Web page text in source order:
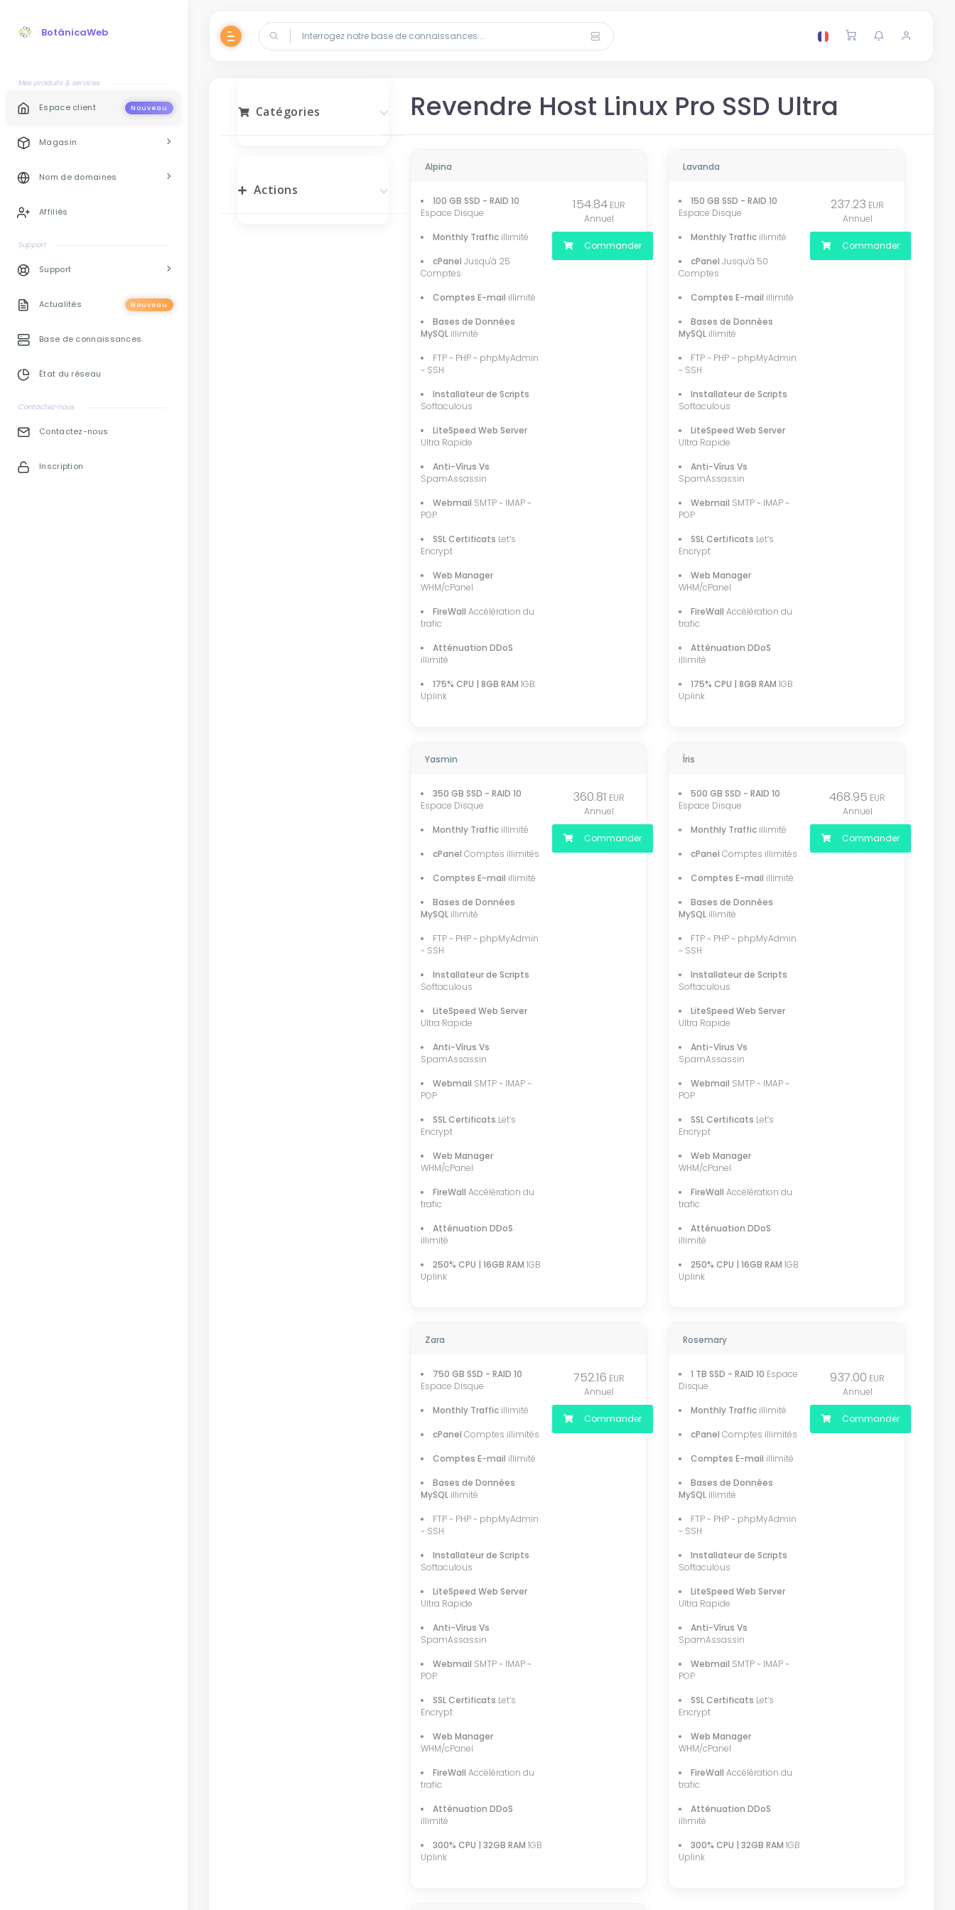
BotânicaWeb
Mes produits & services
Espace client Nouveau
Magasin
Nom de domaines
Affiliés
Support
Support
Actualités Nouveau
Base de connaissances
État du réseau
Contactez-nous
Contactez-nous
Inscription
Catégories
Actions
Revendre Host Linux Pro SSD Ultra
Alpina
100 GB SSD - RAID 10
Espace Disque
Monthly Traffic illimité
cPanel Jusqu'à 25
Comptes
Comptes E-mail illimité
Bases de Données
MySQLillimité
FTP ~ PHP ~ phpMyAdmin
~ SSH
Installateur de Scripts
Softaculous
LiteSpeed Web Server
Ultra Rapide
Anti-Vírus Vs
SpamAssassin
Webmail SMTP ~ IMAP ~
POP
SSL Certificats Let‘s
Encrypt
Web Manager
WHM/cPanel
FireWall Accélération du
trafic
Atténuation DDoS
illimité
175% CPU | 8GB RAM 1GB
Uplink
154.84EUR
Annuel
Commander
Lavanda
150 GB SSD - RAID 10
Espace Disque
Monthly Traffic illimité
cPanelJusqu'à 50
Comptes
Comptes E-mail illimité
Bases de Données
MySQL illimité
FTP ~ PHP ~ phpMyAdmin
~ SSH
Installateur de Scripts
Softaculous
LiteSpeed Web Server
Ultra Rapide
Anti-Vírus Vs
SpamAssassin
Webmail SMTP ~ IMAP ~
POP
SSL Certificats Let‘s
Encrypt
Web Manager
WHM/cPanel
FireWall Accélération du
trafic
Atténuation DDoS
illimité
175% CPU | 8GB RAM1GB
Uplink
237.23 EUR
Annuel
Commander
Yasmin
350 GB SSD - RAID 10
Espace Disque
Monthly Traffic illimité
cPanel Comptes illimités
Comptes E-mail illimité
Bases de Données
MySQLillimité
FTP ~ PHP ~ phpMyAdmin
~ SSH
Installateur de Scripts
Softaculous
LiteSpeed Web Server
Ultra Rapide
Anti-Vírus Vs
SpamAssassin
Webmail SMTP ~ IMAP ~
POP
SSL Certificats Let‘s
Encrypt
Web Manager
WHM/cPanel
FireWall Accélération du
trafic
Atténuation DDoS
illimité
250% CPU | 16GB RAM 1GB
Uplink
360.81 EUR
Annuel
Commander
Íris
500 GB SSD - RAID 10
Espace Disque
Monthly Traffic illimité
cPanelComptes illimités
Comptes E-mail illimité
Bases de Données
MySQL illimité
FTP ~ PHP ~ phpMyAdmin
~ SSH
Installateur de Scripts
Softaculous
LiteSpeed Web Server
Ultra Rapide
Anti-Vírus Vs
SpamAssassin
Webmail SMTP ~ IMAP ~
POP
SSL Certificats Let‘s
Encrypt
Web Manager
WHM/cPanel
FireWall Accélération du
trafic
Atténuation DDoS
illimité
250% CPU | 16GB RAM1GB
Uplink
468.95 EUR
Annuel
Commander
Zara
750 GB SSD - RAID 10
Espace Disque
Monthly Traffic illimité
cPanel Comptes illimités
Comptes E-mail illimité
Bases de Données
MySQLillimité
FTP ~ PHP ~ phpMyAdmin
~ SSH
Installateur de Scripts
Softaculous
LiteSpeed Web Server
Ultra Rapide
Anti-Vírus Vs
SpamAssassin
Webmail SMTP ~ IMAP ~
POP
SSL Certificats Let‘s
Encrypt
Web Manager
WHM/cPanel
FireWall Accélération du
trafic
Atténuation DDoS
illimité
300% CPU | 32GB RAM 1GB
Uplink
752.16 EUR
Annuel
Commander
Rosemary
1 TB SSD - RAID 10 Espace
Disque
Monthly Traffic illimité
cPanelComptes illimités
Comptes E-mail illimité
Bases de Données
MySQL illimité
FTP ~ PHP ~ phpMyAdmin
~ SSH
Installateur de Scripts
Softaculous
LiteSpeed Web Server
Ultra Rapide
Anti-Vírus Vs
SpamAssassin
Webmail SMTP ~ IMAP ~
POP
SSL Certificats Let‘s
Encrypt
Web Manager
WHM/cPanel
FireWall Accélération du
trafic
Atténuation DDoS
illimité
300% CPU | 32GB RAM1GB
Uplink
937.00 EUR
Annuel
Commander